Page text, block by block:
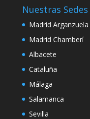
Panel
Oku
panel
Nuestras Sedes
Madrid Arganzuela
Madrid Chamberí
Albacete
Cataluña
Málaga
Salamanca
Sevilla